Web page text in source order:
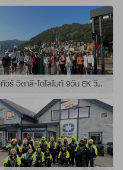
ทัวร์ อิตาลี-โดโลไมท์ 9วัน EK วันที่ 21 - 29 กรกฏาคม 2569 เดินทางกับไกด์พี่หนุ่ม